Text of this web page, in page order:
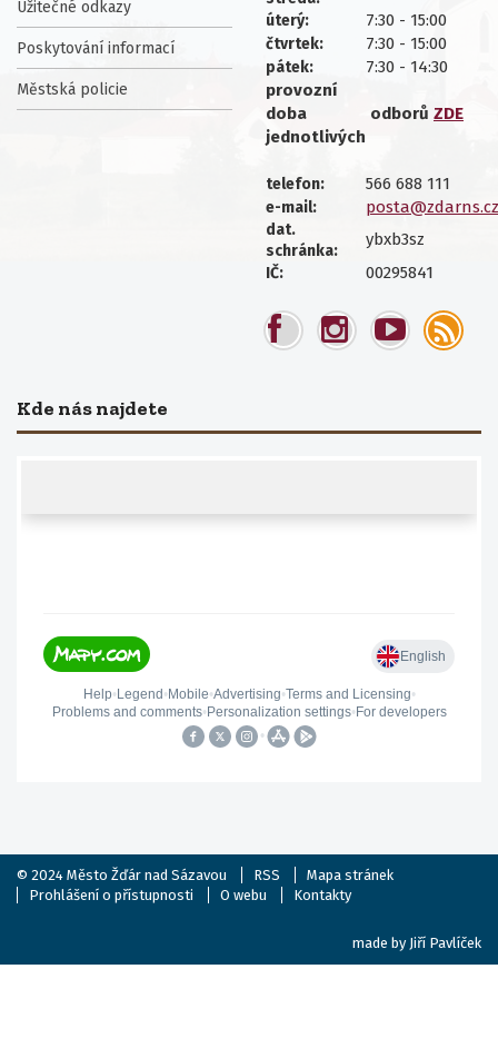
Užitečné odkazy
Poskytování informací
Městská policie
úterý: 7:30 - 15:00
čtvrtek: 7:30 - 15:00
pátek:
7:30 - 14:30
provozní
doba
jednotlivých
odborů ZDE
telefon: 566 688 111
e-mail: posta@zdarns.cz
dat.
schránka:
ybxb3sz
IČ: 00295841
Kde nás najdete
© 2024 Město Žďár nad Sázavou RSS
Mapa stránek
Prohlášení o přístupnosti
O webu Kontakty
made by Jiří Pavlíček